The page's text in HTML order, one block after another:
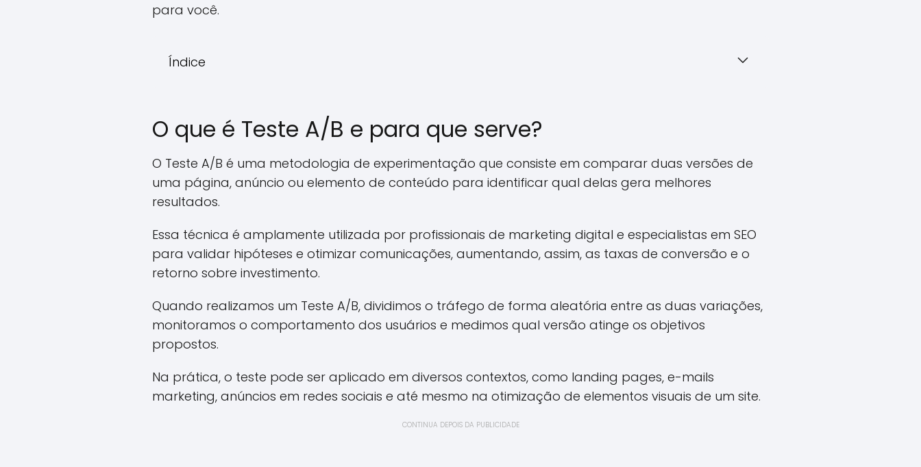
para você.
Índice
O que é Teste A/B e para que serve?
O Teste A/B é uma metodologia de experimentação que consiste em comparar duas versões de
uma página, anúncio ou elemento de conteúdo para identificar qual delas gera melhores
resultados.
Essa técnica é amplamente utilizada por profissionais de marketing digital e especialistas em SEO
para validar hipóteses e otimizar comunicações, aumentando, assim, as taxas de conversão e o
retorno sobre investimento.
Quando realizamos um Teste A/B, dividimos o tráfego de forma aleatória entre as duas variações,
monitoramos o comportamento dos usuários e medimos qual versão atinge os objetivos
propostos.
Na prática, o teste pode ser aplicado em diversos contextos, como landing pages, e-mails
marketing, anúncios em redes sociais e até mesmo na otimização de elementos visuais de um site.
CONTINUA DEPOIS DA PUBLICIDADE